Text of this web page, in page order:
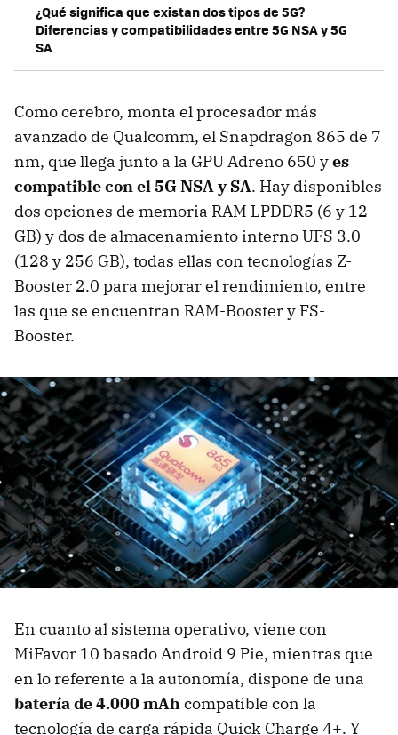
¿Qué significa que existan dos tipos de 5G?
Diferencias y compatibilidades entre 5G NSA y 5G
SA
Como cerebro, monta el procesador más
avanzado de Qualcomm, el Snapdragon 865 de 7
nm, que llega junto a la GPU Adreno 650 yes
compatible con el 5G NSA y SA. Hay disponibles
dos opciones de memoria RAM LPDDR5 (6 y 12
GB) y dos de almacenamiento interno UFS 3.0
(128 y 256 GB), todas ellas con tecnologías Z-
Booster 2.0 para mejorar el rendimiento, entre
las que se encuentran RAM-Booster y FS-
Booster.
En cuanto al sistema operativo, viene con
MiFavor 10 basado Android 9 Pie, mientras que
en lo referente a la autonomía, dispone de una
batería de 4.000 mAhcompatible con la
tecnología de carga rápida Quick Charge 4+. Y